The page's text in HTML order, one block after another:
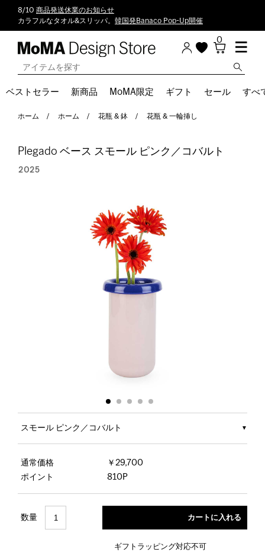
8/10 商品発送休業のお知らせ
カラフルなタオル&スリッパ。 韓国発Banaco Pop-Up開催
0
ベストセラー 新商品 MoMA限定 ギフト セール すべ
ホーム ホーム 花瓶 & 鉢 花瓶 & 一輪挿し
Plegado ベース スモール ピンク／コバルト
2025
スモール ピンク／コバルト
通常価格
￥29,700
ポイント
810P
数量
ギフトラッピング対応不可